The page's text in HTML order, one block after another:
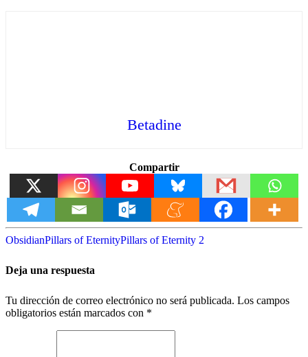
Betadine
Compartir
ObsidianPillars of EternityPillars of Eternity 2
Deja una respuesta
Tu dirección de correo electrónico no será publicada. Los campos
obligatorios están marcados con *